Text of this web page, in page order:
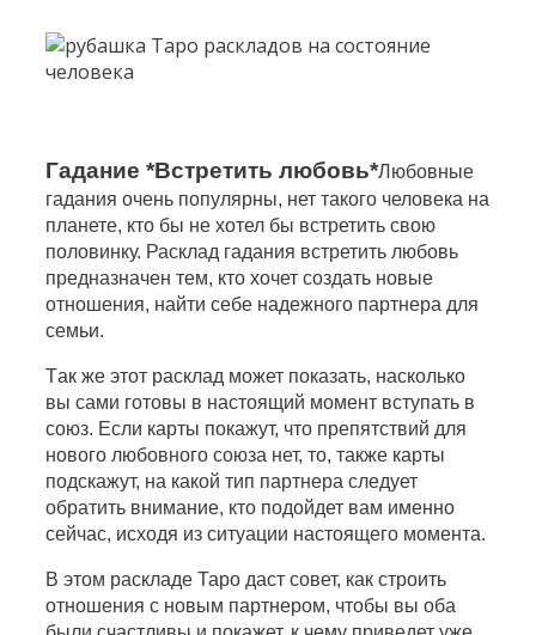
Гадание *Встретить любовь*Любовные
гадания очень популярны, нет такого человека на
планете, кто бы не хотел бы встретить свою
половинку. Расклад гадания встретить любовь
предназначен тем, кто хочет создать новые
отношения, найти себе надежного партнера для
семьи.
Так же этот расклад может показать, насколько
вы сами готовы в настоящий момент вступать в
союз. Если карты покажут, что препятствий для
нового любовного союза нет, то, также карты
подскажут, на какой тип партнера следует
обратить внимание, кто подойдет вам именно
сейчас, исходя из ситуации настоящего момента.
В этом раскладе Таро даст совет, как строить
отношения с новым партнером, чтобы вы оба